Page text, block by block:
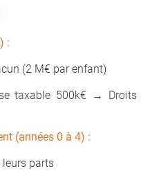
:
(2 M€ par enfant)
taxable 500k€ → Droits
(années 0 à 4) :
leurs parts